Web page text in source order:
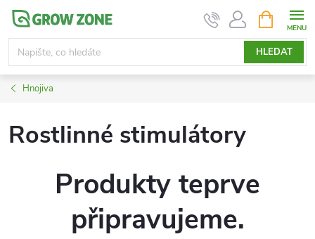
Přejít
obsah
HLEDAT
NÁKUPNÍ
KOŠÍK
Hnojiva
Rostlinné stimulátory
Produkty teprve
připravujeme.